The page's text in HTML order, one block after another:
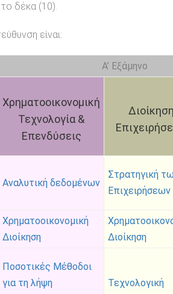
δέκα (10).
είναι:
Α’ Εξάμηνο
Χρηματοοικονομική
Τεχνολογία &
Επενδύσεις
Αναλυτική δεδομένων
Στρατηγική
Επιχειρήσεων
Χρηματοοικονομική
Διοίκηση
Διοίκηση
Ποσοτικές Μέθοδοι
για τη λήψη
Τεχνολογική